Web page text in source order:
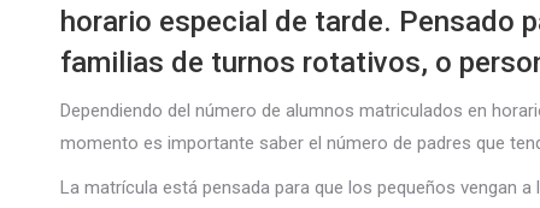
horario especial de tarde. Pensado
familias de turnos rotativos, o
Dependiendo del número de alumnos matriculados en
momento es importante saber el número de padres que
La matrícula está pensada para que los pequeños vengan